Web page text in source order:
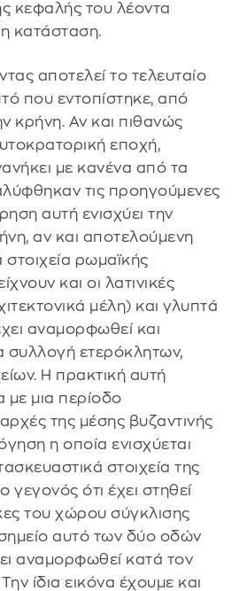
κεφαλής του λέοντα
κατάσταση.
αποτελεί το τελευταίο
που εντοπίστηκε, από
κρήνη. Αν και πιθανώς
εποχή,
με κανένα από τα
τις προηγούμενες
αυτή ενισχύει την
αν και αποτελούμενη
στοιχεία ρωμαϊκής
και οι λατινικές
μέλη) και γλυπτά
αναμορφωθεί και
συλλογή ετερόκλητων,
Η πρακτική αυτή
με μια περίοδο
αρχές της μέσης βυζαντινής
η οποία ενισχύεται
στοιχεία της
γεγονός ότι έχει στηθεί
του χώρου σύγκλισης
αυτό των δύο οδών
αναμορφωθεί κατά τον
ίδια εικόνα έχουμε και